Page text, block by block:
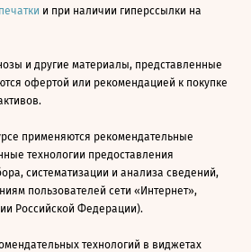
и при наличии гиперссылки на
и другие материалы, представленные
офертой или рекомендацией к покупке
применяются рекомендательные
технологии предоставления
систематизации и анализа сведений,
пользователей сети «Интернет»,
Российской Федерации).
технологий в виджетах